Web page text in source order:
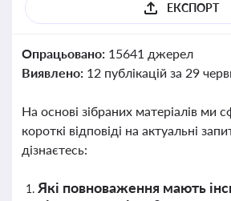
ЕКСПОРТ
Опрацьовано: 15641 джерел
Виявлено: 12 публікацій за 29
На основі зібраних матеріалів ми
короткі відповіді на актуальні
дізнаєтесь:
Які повноваження мають